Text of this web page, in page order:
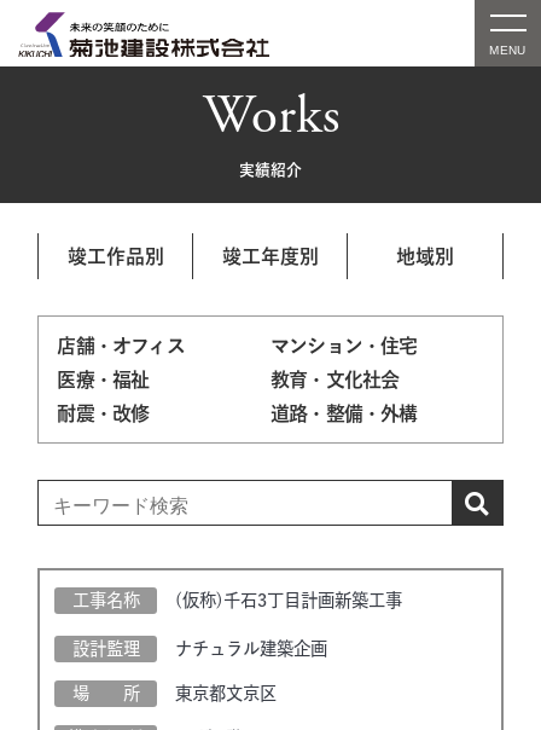
Works
実績紹介
竣工作品別 竣工年度別 地域別
店舗・オフィス
マンション・住宅
医療・福祉
教育・文化社会
耐震・改修
道路・整備・外構
工事名称 (仮称)千石3丁目計画新築工事
設計監理 ナチュラル建築企画
場 所 東京都文京区